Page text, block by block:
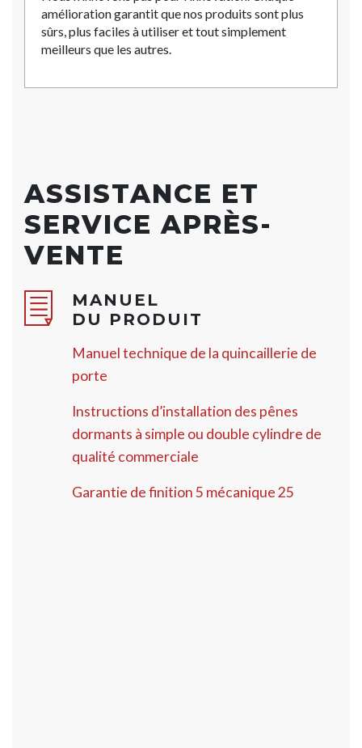
amélioration garantit que nos produits sont plus
sûrs, plus faciles à utiliser et tout simplement
meilleurs que les autres.
ASSISTANCE ET
SERVICE APRÈS-
VENTE
MANUEL
DU PRODUIT
Manuel technique de la quincaillerie de
porte
Instructions d’installation des pênes
dormants à simple ou double cylindre de
qualité commerciale
Garantie de finition 5 mécanique 25